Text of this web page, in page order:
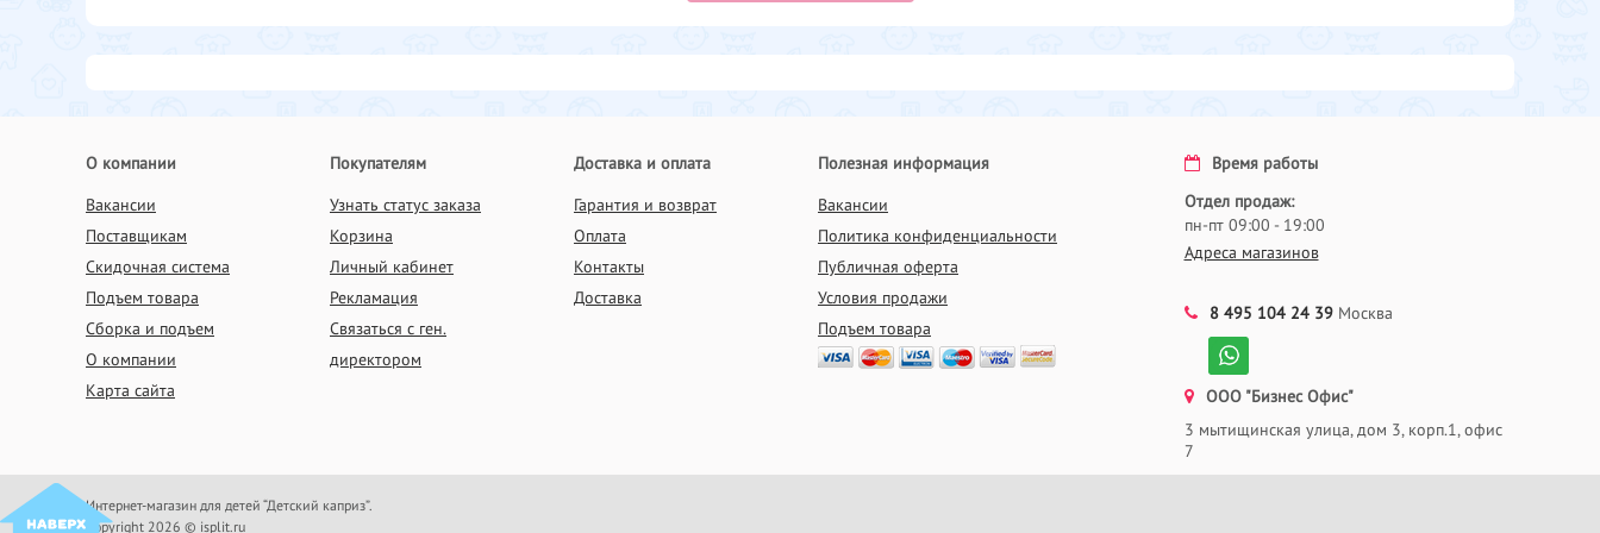
О компании
Вакансии
Поставщикам
Скидочная система
Подъем товара
Сборка и подъем
О компании
Карта сайта
Покупателям
Узнать статус заказа
Корзина
Личный кабинет
Рекламация
Связаться с ген.
директором
Доставка и оплата
Гарантия и возврат
Оплата
Контакты
Доставка
Полезная информация
Вакансии
Политика конфиденциальности
Публичная оферта
Условия продажи
Подъем товара
Время работы
Отдел продаж:
пн-пт 09:00 - 19:00
Адреса магазинов
8 495 104 24 39Москва
ООО "Бизнес Офис"
3 мытищинская улица, дом 3, корп.1, офис
7
Интернет-магазин для детей “Детский каприз”.
Copyright 2026 © isplit.ru